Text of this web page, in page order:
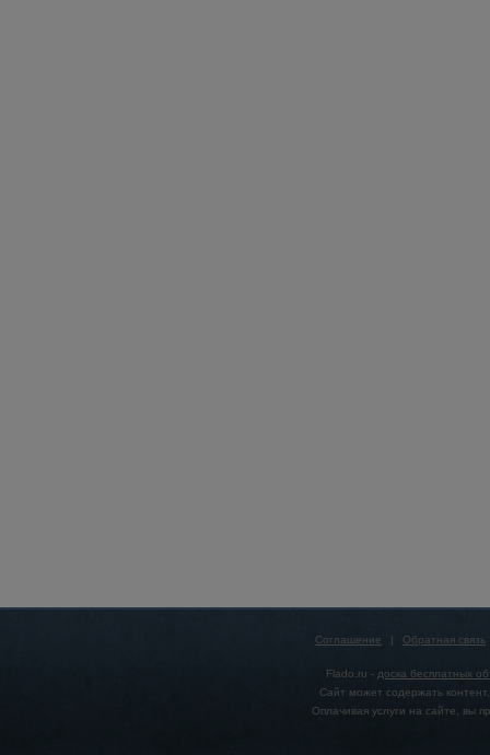
Соглашение | Обратная связь
Flado.ru - доска бесплатных
Сайт может содержать
Оплачивая услуги на сайте, вы